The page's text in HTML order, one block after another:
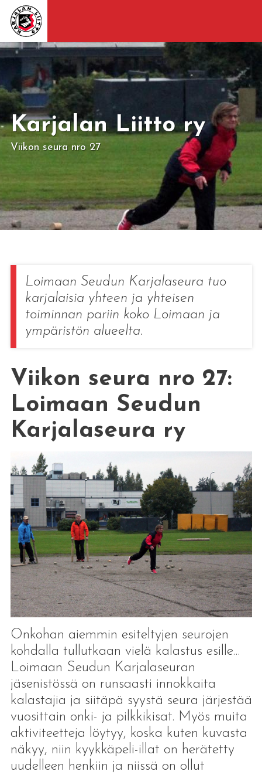
Karjalan Liitto ry
Viikon seura nro 27
Loimaan Seudun Karjalaseura tuo
karjalaisia yhteen ja yhteisen
toiminnan pariin koko Loimaan ja
ympäristön alueelta.
Viikon seura nro 27:
Loimaan Seudun
Karjalaseura ry
Onkohan aiemmin esiteltyjen seurojen
kohdalla tullutkaan vielä kalastus esille…
Loimaan Seudun Karjalaseuran
jäsenistössä on runsaasti innokkaita
kalastajia ja siitäpä syystä seura järjestää
vuosittain onki- ja pilkkikisat. Myös muita
aktiviteetteja löytyy, koska kuten kuvasta
näkyy, niin kyykkäpeli-illat on herätetty
uudelleen henkiin ja niissä on ollut